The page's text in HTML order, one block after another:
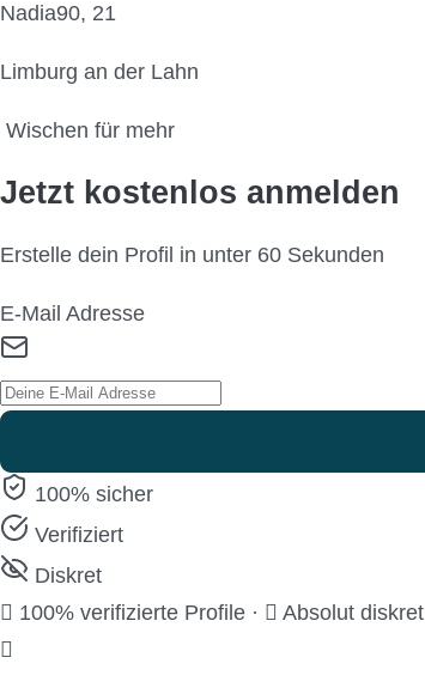
Nadia90, 21
Limburg an der Lahn
Wischen für mehr
Jetzt kostenlos anmelden
Erstelle dein Profil in unter 60 Sekunden
E-Mail Adresse
100% sicher
Verifiziert
Diskret
100% verifizierte Profile · Absolut diskret